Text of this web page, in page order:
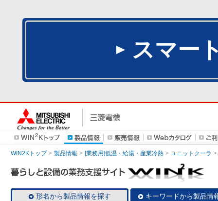
スマー
WIN2Kトップ 製品情報 [業務用]低温・給湯・産業冷熱 ユニットクーラ
形名から製品情報を探す キーワードから製品情